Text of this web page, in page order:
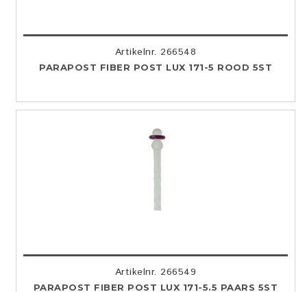
Artikelnr. 266548
PARAPOST FIBER POST LUX 171-5 ROOD 5ST
Artikelnr. 266549
PARAPOST FIBER POST LUX 171-5.5 PAARS 5ST